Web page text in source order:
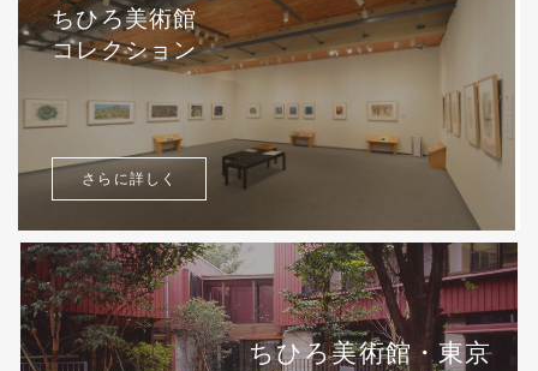
ちひろ美術館
コレクション
さらに詳しく
ちひろ美術館・東京